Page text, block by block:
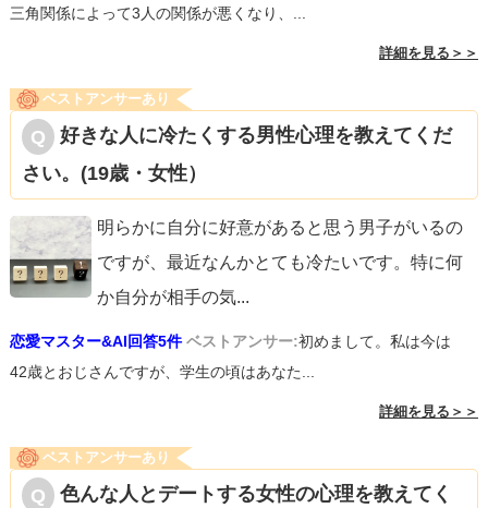
三角関係によって3人の関係が悪くなり、...
詳細を見る＞＞
ベストアンサーあり
好きな人に冷たくする男性心理を教えてくだ
さい。(19歳・女性）
明らかに自分に好意があると思う男子がいるの
ですが、最近なんかとても冷たいです。特に何
か自分が相手の気...
恋愛マスター&AI回答5件 ベストアンサー:初めまして。私は今は
42歳とおじさんですが、学生の頃はあなた...
詳細を見る＞＞
ベストアンサーあり
色んな人とデートする女性の心理を教えてく